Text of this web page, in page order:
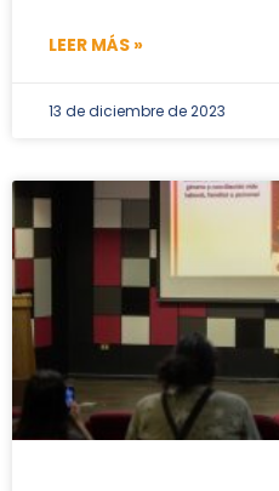
LEER MÁS »
13 de diciembre de 2023